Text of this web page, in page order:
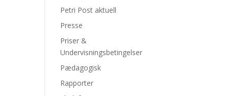
Petri Post aktuell
Presse
Priser &
Undervisningsbetingelser
Pædagogisk
Rapporter